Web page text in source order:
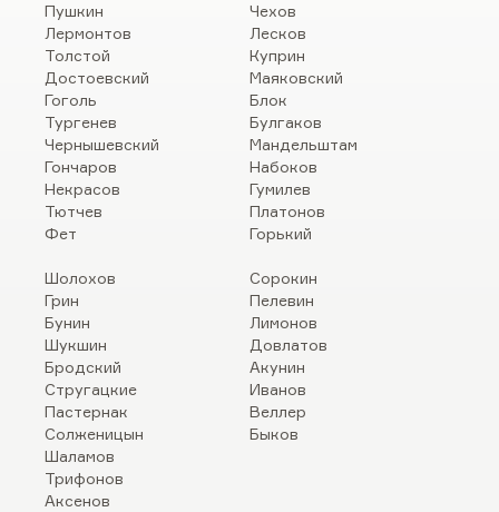
Пушкин
Лермонтов
Толстой
Достоевский
Гоголь
Тургенев
Чернышевский
Гончаров
Некрасов
Тютчев
Фет
Чехов
Лесков
Куприн
Маяковский
Блок
Булгаков
Мандельштам
Набоков
Гумилев
Платонов
Горький
Шолохов
Грин
Бунин
Шукшин
Бродский
Стругацкие
Пастернак
Солженицын
Шаламов
Трифонов
Аксенов
Сорокин
Пелевин
Лимонов
Довлатов
Акунин
Иванов
Веллер
Быков